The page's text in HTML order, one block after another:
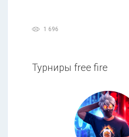
1 696
Турниры free fire